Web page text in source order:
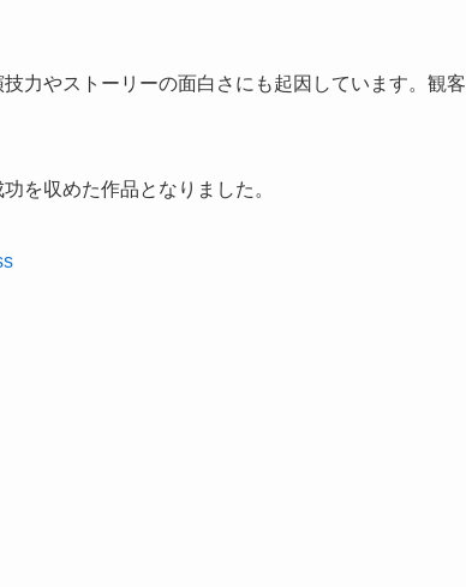
力やストーリーの面白さにも起因しています。観客
を収めた作品となりました。